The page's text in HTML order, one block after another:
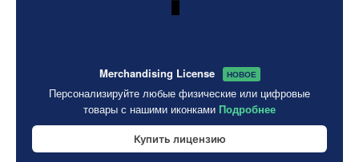
Merchandising License НОВОЕ
Персонализируйте любые физические или цифровые
товары с нашими иконками Подробнее
Купить лицензию